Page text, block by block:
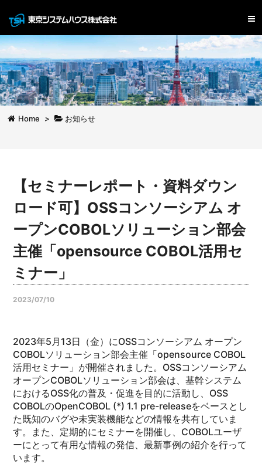
Home > お知らせ
【セミナーレポート・資料ダウン
ロード可】OSSコンソーシアム オ
ープンCOBOLソリューション部会
主催「opensource COBOL活用セ
ミナー」
2023/07/10
2023年5月13日（金）にOSSコンソーシアム オープン
COBOLソリューション部会主催「opensource COBOL
活用セミナー」が開催されました。OSSコンソーシアム
オープンCOBOLソリューション部会は、基幹システム
におけるOSS化の普及・促進を目的に活動し、OSS
COBOLのOpenCOBOL (*) 1.1 pre-releaseをベースとし
た既知のバグや未実装機能などの情報を共有していま
す。また、定期的にセミナーを開催し、COBOLユーザ
ーにとって有用な情報の発信、最新事例の紹介を行って
います。